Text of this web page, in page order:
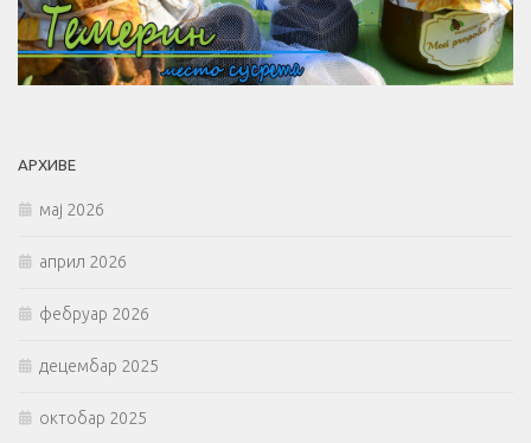
АРХИВЕ
мај 2026
април 2026
фебруар 2026
децембар 2025
октобар 2025